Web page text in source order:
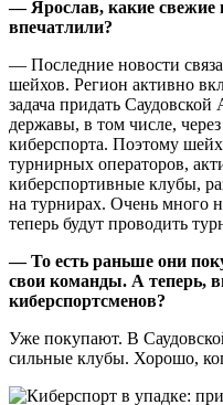
— Ярослав, какие свежие
впечатлили?
— Последние новости
шейхов. Регион активно
задача придать
державы, в том числе,
киберспорта. Поэтому
турнирных операторов,
киберспортивные клубы,
на турнирах. Очень много
теперь будут проводить
— То есть раньше они
свои команды. А теперь,
киберспортсменов?
Уже покупают. В
сильные клубы. Хорошо,